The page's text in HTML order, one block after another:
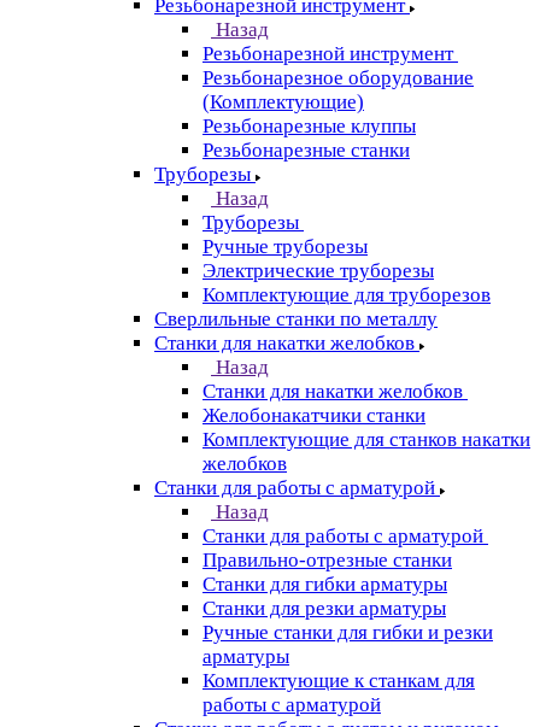
Резьбонарезной инструмент
Назад
Резьбонарезной инструмент
Резьбонарезное оборудование
(Комплектующие)
Резьбонарезные клуппы
Резьбонарезные станки
Труборезы
Назад
Труборезы
Ручные труборезы
Электрические труборезы
Комплектующие для труборезов
Сверлильные станки по металлу
Станки для накатки желобков
Назад
Станки для накатки желобков
Желобонакатчики станки
Комплектующие для станков накатки
желобков
Станки для работы с арматурой
Назад
Станки для работы с арматурой
Правильно-отрезные станки
Станки для гибки арматуры
Станки для резки арматуры
Ручные станки для гибки и резки
арматуры
Комплектующие к станкам для
работы с арматурой